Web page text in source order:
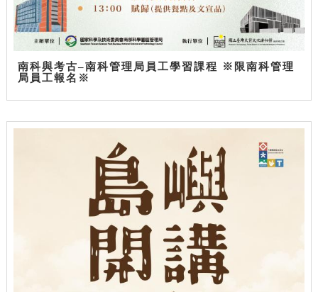
南科與考古–南科管理局員工學習課程 ※限南科管理
局員工報名※